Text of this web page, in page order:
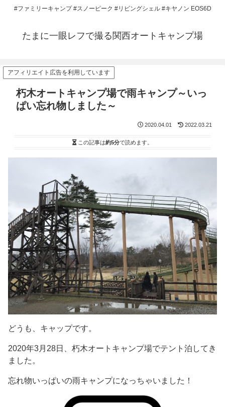
#ファミリーキャンプ #スノーピーク #リビングシェル #キヤノン EOS6D
たまに一眼レフで撮る関西オートキャンプ場
アフィリエイト広告を利用しています
朽木オートキャンプ場で雨キャンプ～いっ
ぱい忘れ物しました～
2020.04.01 2022.03.21
この記事は約5分で読めます。
どうも、キャップです。
2020年3月28日、朽木オートキャンプ場でテント泊してき
ました。
忘れ物いっぱいの雨キャンプになっちゃいました！